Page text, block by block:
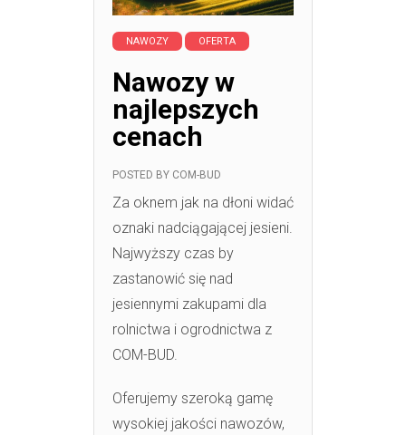
NAWOZY OFERTA
Nawozy w
najlepszych
cenach
POSTED BY COM-BUD
Za oknem jak na dłoni widać
oznaki nadciągającej jesieni.
Najwyższy czas by
zastanowić się nad
jesiennymi zakupami dla
rolnictwa i ogrodnictwa z
COM-BUD.
Oferujemy szeroką gamę
wysokiej jakości nawozów,